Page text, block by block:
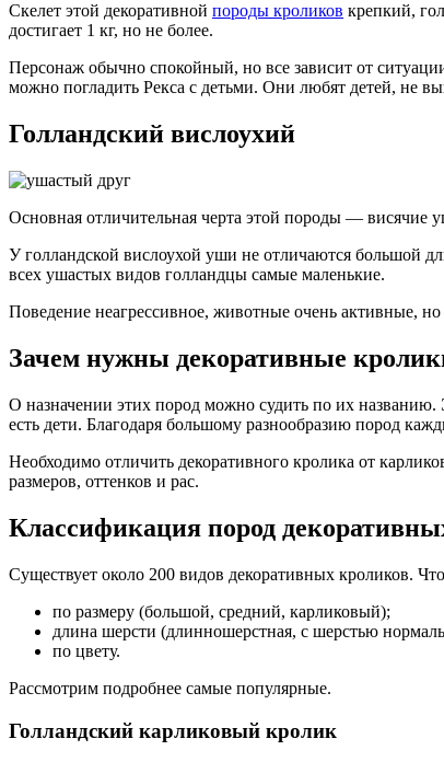
Скелет этой декоративной породы кроликов крепкий,
достигает 1 кг, но не более.
Персонаж обычно спокойный, но все зависит от
можно погладить Рекса с детьми. Они любят детей, не
Голландский вислоухий
Основная отличительная черта этой породы —
У голландской вислоухой уши не отличаются большой
всех ушастых видов голландцы самые маленькие.
Поведение неагрессивное, животные очень активные,
Зачем нужны декоративные
О назначении этих пород можно судить по их
есть дети. Благодаря большому разнообразию пород
Необходимо отличить декоративного кролика от
размеров, оттенков и рас.
Классификация пород
Существует около 200 видов декоративных кроликов.
по размеру (большой, средний, карликовый);
длина шерсти (длинношерстная, с шерстью
по цвету.
Рассмотрим подробнее самые популярные.
Голландский карликовый кролик